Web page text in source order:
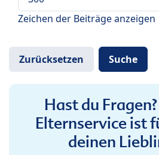
Zeichen der Beiträge anzeigen
Hast du
Elternservice ist
deinen